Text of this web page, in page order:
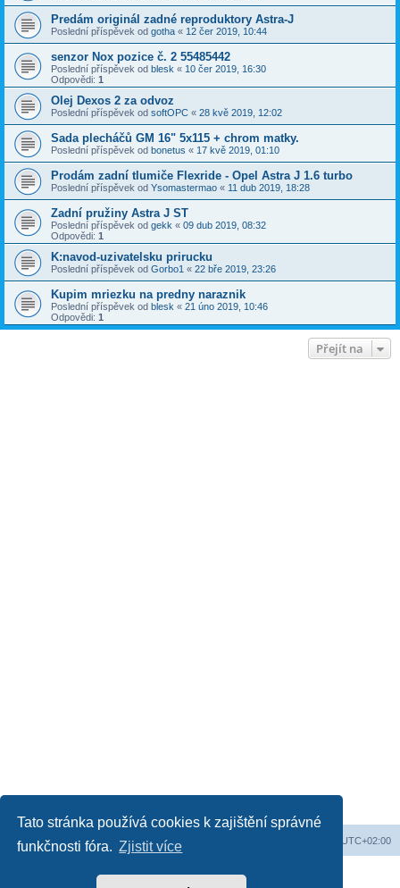
Tato stránka používá cookies k zajištění správné
funkčnosti fóra. Zjistit více
Predám originál zadné reproduktory Astra-J
Poslední příspěvek od gotha « 12 čer 2019, 10:44
senzor Nox pozice č. 2 55485442
Poslední příspěvek od blesk « 10 čer 2019, 16:30
Odpovědi: 1
Olej Dexos 2 za odvoz
Poslední příspěvek od softOPC « 28 kvě 2019, 12:02
Sada plecháčů GM 16" 5x115 + chrom matky.
Poslední příspěvek od bonetus « 17 kvě 2019, 01:10
Prodám zadní tlumiče Flexride - Opel Astra J 1.6 turbo
Poslední příspěvek od Ysomastermao « 11 dub 2019, 18:28
Zadní pružiny Astra J ST
Poslední příspěvek od gekk « 09 dub 2019, 08:32
Odpovědi: 1
K:navod-uzivatelsku prirucku
Poslední příspěvek od Gorbo1 « 22 bře 2019, 23:26
Kupim mriezku na predny naraznik
Poslední příspěvek od blesk « 21 úno 2019, 10:46
Odpovědi: 1
Přejít na
Obsah fóra UTC+02:00